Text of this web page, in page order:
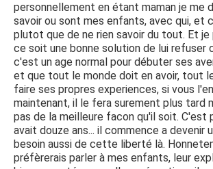
personnellement en étant maman je me
savoir ou sont mes enfants, avec qui, et
plutot que de ne rien savoir du tout. Et je
ce soit une bonne solution de lui refuser
c'est un age normal pour débuter ses
et que tout le monde doit en avoir, tout
faire ses propres experiences, si vous
maintenant, il le fera surement plus tard
pas de la meilleure facon qu'il soit. C'est
avait douze ans... il commence a devenir
besoin aussi de cette liberté là.
préfèrerais parler à mes enfants, leur